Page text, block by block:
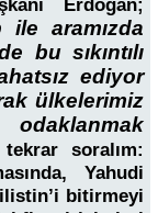
Erdoğan;
ile aramızda
bu sıkıntılı
ediyor
ülkelerimiz
soralım:
Yahudi
bitirmeyi